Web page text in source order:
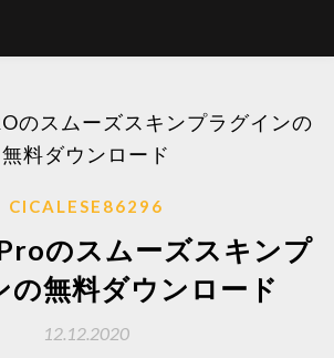
のスムーズスキンプラグインの
無料ダウンロード
CICALESE86296
のスムーズスキンプ
の無料ダウンロード
12.12.2020